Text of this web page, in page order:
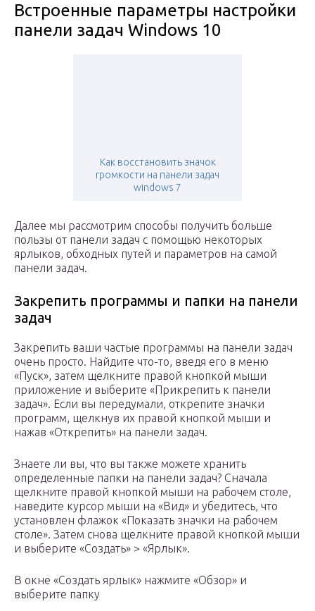
Встроенные параметры настройки
панели задач Windows 10
Как восстановить значок
громкости на панели задач
windows 7
Далее мы рассмотрим способы получить больше
пользы от панели задач с помощью некоторых
ярлыков, обходных путей и параметров на самой
панели задач.
Закрепить программы и папки на панели
задач
Закрепить ваши частые программы на панели задач
очень просто. Найдите что-то, введя его в меню
«Пуск», затем щелкните правой кнопкой мыши
приложение и выберите «Прикрепить к панели
задач». Если вы передумали, открепите значки
программ, щелкнув их правой кнопкой мыши и
нажав «Открепить» на панели задач.
Знаете ли вы, что вы также можете хранить
определенные папки на панели задач? Сначала
щелкните правой кнопкой мыши на рабочем столе,
наведите курсор мыши на «Вид» и убедитесь, что
установлен флажок «Показать значки на рабочем
столе». Затем снова щелкните правой кнопкой мыши
и выберите «Создать» > «Ярлык».
В окне «Создать ярлык» нажмите «Обзор» и
выберите папку